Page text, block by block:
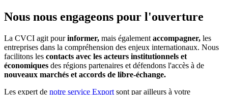
Nous nous engageons pour l'ouverture
La CVCI agit pourinformer, mais également accompagner, les
entreprises dans la compréhension des enjeux internationaux. Nous
facilitons les contacts avec les acteurs institutionnels et
économiques des régions partenaires et défendons l'accès à de
nouveaux marchés et accords de libre-échange.
Les expert de notre service Export sont par ailleurs à votre